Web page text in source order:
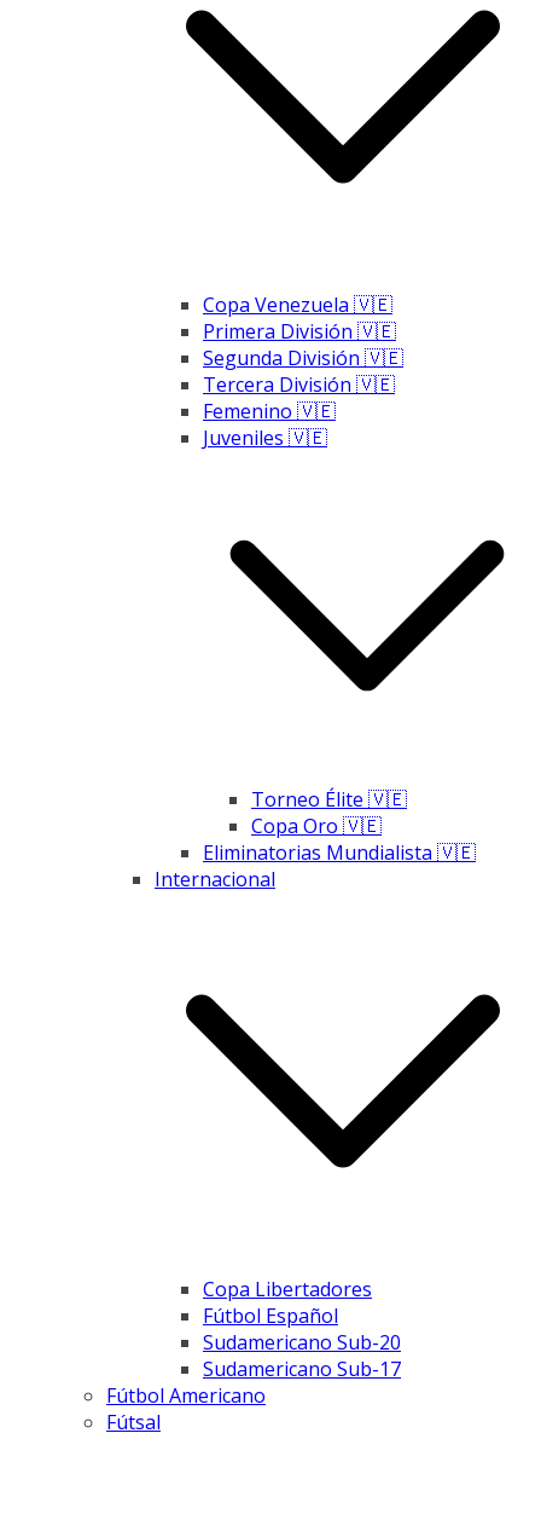
Copa Venezuela 🇻🇪
Primera División 🇻🇪
Segunda División 🇻🇪
Tercera División 🇻🇪
Femenino 🇻🇪
Juveniles 🇻🇪
Torneo Élite 🇻🇪
Copa Oro 🇻🇪
Eliminatorias Mundialista 🇻🇪
Internacional
Copa Libertadores
Fútbol Español
Sudamericano Sub-20
Sudamericano Sub-17
Fútbol Americano
Fútsal